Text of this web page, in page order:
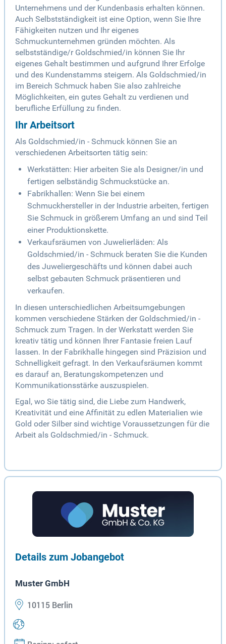
Unternehmens und der Kundenbasis erhalten können.
Auch Selbstständigkeit ist eine Option, wenn Sie Ihre
Fähigkeiten nutzen und Ihr eigenes
Schmuckunternehmen gründen möchten. Als
selbstständige/r Goldschmied/in können Sie Ihr
eigenes Gehalt bestimmen und aufgrund Ihrer Erfolge
und des Kundenstamms steigern. Als Goldschmied/in
im Bereich Schmuck haben Sie also zahlreiche
Möglichkeiten, ein gutes Gehalt zu verdienen und
berufliche Erfüllung zu finden.
Ihr Arbeitsort
Als Goldschmied/in - Schmuck können Sie an
verschiedenen Arbeitsorten tätig sein:
Werkstätten: Hier arbeiten Sie als Designer/in und
fertigen selbständig Schmuckstücke an.
Fabrikhallen: Wenn Sie bei einem
Schmuckhersteller in der Industrie arbeiten, fertigen
Sie Schmuck in größerem Umfang an und sind Teil
einer Produktionskette.
Verkaufsräumen von Juwelierläden: Als
Goldschmied/in - Schmuck beraten Sie die Kunden
des Juweliergeschäfts und können dabei auch
selbst gebauten Schmuck präsentieren und
verkaufen.
In diesen unterschiedlichen Arbeitsumgebungen
kommen verschiedene Stärken der Goldschmied/in -
Schmuck zum Tragen. In der Werkstatt werden Sie
kreativ tätig und können Ihrer Fantasie freien Lauf
lassen. In der Fabrikhalle hingegen sind Präzision und
Schnelligkeit gefragt. In den Verkaufsräumen kommt
es darauf an, Beratungskompetenzen und
Kommunikationsstärke auszuspielen.
Egal, wo Sie tätig sind, die Liebe zum Handwerk,
Kreativität und eine Affinität zu edlen Materialien wie
Gold oder Silber sind wichtige Voraussetzungen für die
Arbeit als Goldschmied/in - Schmuck.
Details zum Jobangebot
Muster GmbH
10115 Berlin